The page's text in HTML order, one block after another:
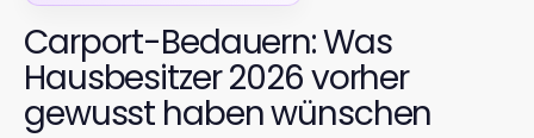
Carport-Bedauern: Was
Hausbesitzer 2026 vorher
gewusst haben wünschen